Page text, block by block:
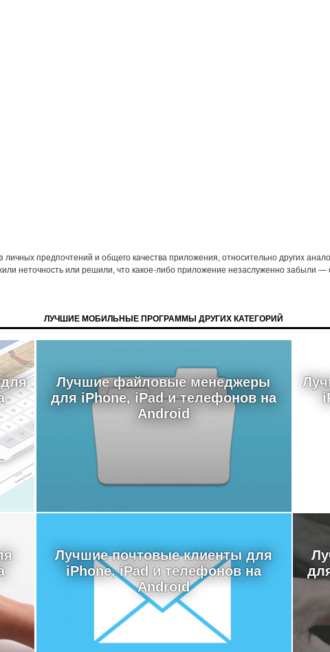
личных предпочтений и общего качества приложения, относительно других
неточность или решили, что какое-либо приложение незаслуженно забыли
ЛУЧШИЕ МОБИЛЬНЫЕ ПРОГРАММЫ ДРУГИХ КАТЕГОРИЙ
Лучшие файловые менеджеры
для iPhone, iPad и телефонов на
Android
Лучшие почтовые клиенты для
iPhone, iPad и телефонов на
Android